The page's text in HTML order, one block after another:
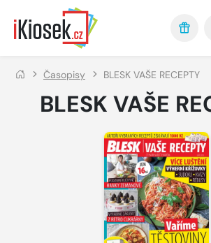
Přejít na hlavní obsah
Časopisy BLESK VAŠE RECEPTY
BLESK VAŠE